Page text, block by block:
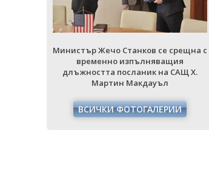
Министър Жечо Станков се срещна с
временно изпълняващия
длъжността посланик на САЩ Х.
Мартин Макдауъл
ВСИЧКИ ФОТОГАЛЕРИИ